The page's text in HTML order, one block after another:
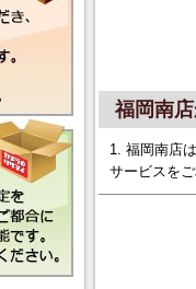
福岡南
1. 福岡南店
サービスを